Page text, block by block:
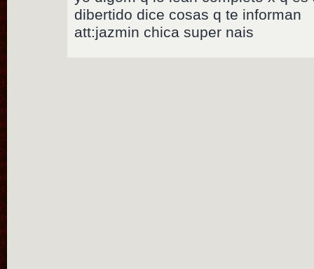
dibertido dice cosas q te informan
att:jazmin chica super nais